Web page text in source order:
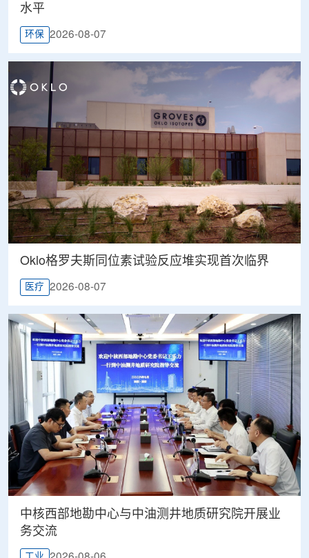
水平
环保 2026-08-07
Oklo格罗夫斯同位素试验反应堆实现首次临界
医疗 2026-08-07
中核西部地勘中心与中油测井地质研究院开展业
务交流